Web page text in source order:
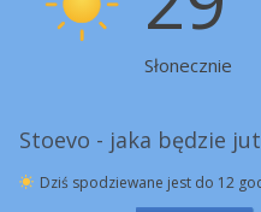
Słonecznie
Stoevo - jaka będzie
Dziś spodziewane jest do 12